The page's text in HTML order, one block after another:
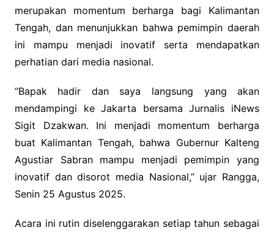
merupakan momentum berharga bagi Kalimantan
Tengah, dan menunjukkan bahwa pemimpin daerah
ini mampu menjadi inovatif serta mendapatkan
perhatian dari media nasional.
“Bapak hadir dan saya langsung yang akan
mendampingi ke Jakarta bersama Jurnalis iNews
Sigit Dzakwan. Ini menjadi momentum berharga
buat Kalimantan Tengah, bahwa Gubernur Kalteng
Agustiar Sabran mampu menjadi pemimpin yang
inovatif dan disorot media Nasional,” ujar Rangga,
Senin 25 Agustus 2025.
Acara ini rutin diselenggarakan setiap tahun sebagai